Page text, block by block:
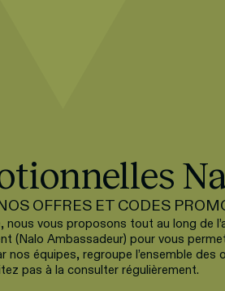
OFFRES ET CODES
nous vous proposons tout au long de
(Nalo Ambassadeur) pour vous
équipes, regroupe l’ensemble des
pas à la consulter régulièrement.